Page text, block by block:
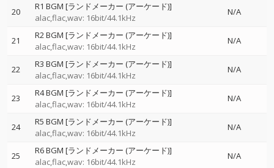
20
R1 BGM [ランドメーカー (アーケード)]
alac,flac,wav: 16bit/44.1kHz
N/A
21
R2 BGM [ランドメーカー (アーケード)]
alac,flac,wav: 16bit/44.1kHz
N/A
22
R3 BGM [ランドメーカー (アーケード)]
alac,flac,wav: 16bit/44.1kHz
N/A
23
R4 BGM [ランドメーカー (アーケード)]
alac,flac,wav: 16bit/44.1kHz
N/A
24
R5 BGM [ランドメーカー (アーケード)]
alac,flac,wav: 16bit/44.1kHz
N/A
25
R6 BGM [ランドメーカー (アーケード)]
alac,flac,wav: 16bit/44.1kHz
N/A